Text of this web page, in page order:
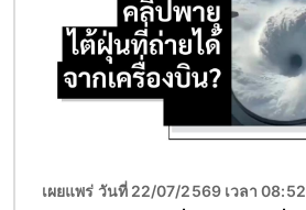
เผยแพร่ วันที่ 22/07/2569 เวลา 08:52